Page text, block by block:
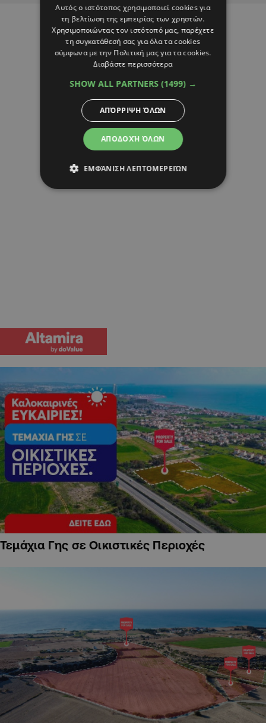
Τεμάχια Γης σε Οικιστικές Περιοχές
Αυτός ο ιστότοπος χρησιμοποιεί cookies για
τη βελτίωση της εμπειρίας των χρηστών.
Χρησιμοποιώντας τον ιστότοπό μας, παρέχετε
τη συγκατάθεσή σας για όλα τα cookies
σύμφωνα με την Πολιτική μας για τα cookies.
Διαβάστε περισσότερα
SHOW ALL PARTNERS (1499) →
ΑΠΟΔΟΧΉ ΌΛΩΝ
ΑΠΌΡΡΙΨΗ ΌΛΩΝ
ΕΜΦΆΝΙΣΗ ΛΕΠΤΟΜΕΡΕΙΏΝ